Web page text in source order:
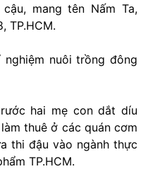
mang tên Nấm Ta,
TP.HCM.
nuôi trồng đông
hai mẹ con dắt díu
thuê ở các quán cơm
thi đậu vào ngành thực
TP.HCM.